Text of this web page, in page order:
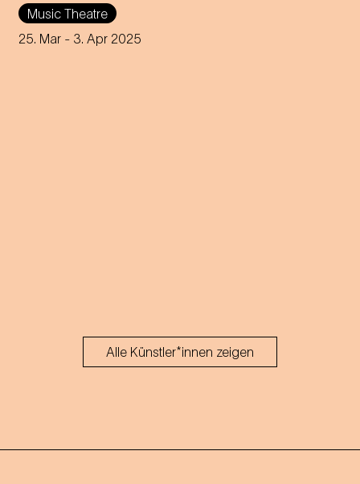
Music Theatre
25. Mar - 3. Apr 2025
Alle Künstler*innen zeigen